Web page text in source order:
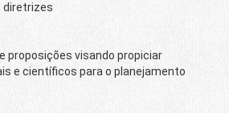
diretrizes
proposições visando propiciar
e científicos para o planejamento